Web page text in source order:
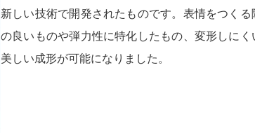
新しい技術で開発されたものです。表情をつく
の良いものや弾力性に特化したもの、変形しに
美しい成形が可能になりました。